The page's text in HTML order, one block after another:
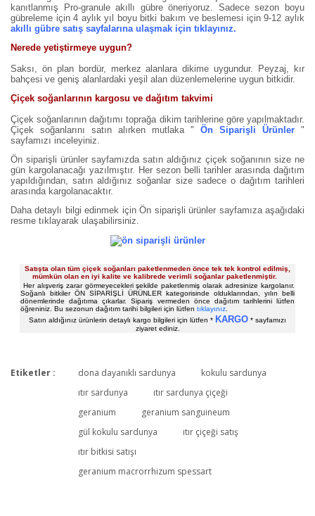
kanıtlanmış Pro-granule akıllı gübre öneriyoruz. Sadece sezon boyu
gübreleme için 4 aylık yıl boyu bitki bakım ve beslemesi için 9-12 aylık
akıllı gübre satış sayfalarına ulaşmak için tıklayınız.
Nerede yetiştirmeye uygun?
Saksı, ön plan bordür, merkez alanlara dikime uygundur. Peyzaj, kır
bahçesi ve geniş alanlardaki yeşil alan düzenlemelerine uygun bitkidir.
Çiçek soğanlarının kargosu ve dağıtım takvimi
Çiçek soğanlarının dağıtımı toprağa dikim tarihlerine göre yapılmaktadır.
Çiçek soğanlarını satın alırken mutlaka " Ön Siparişli Ürünler "
sayfamızı inceleyiniz.
Ön siparişli ürünler sayfamızda satın aldığınız çiçek soğanının size ne
gün kargolanacağı yazılmıştır. Her sezon belli tarihler arasında dağıtım
yapıldığından, satın aldığınız soğanlar size sadece o dağıtım tarihleri
arasında kargolanacaktır.
Daha detaylı bilgi edinmek için Ön siparişli ürünler sayfamıza aşağıdaki
resme tıklayarak ulaşabilirsiniz.
Satışta olan tüm çiçek soğanları paketlenmeden önce tek tek kontrol edilmiş,
mümkün olan en iyi kalite ve kalibrede verimli soğanlar paketlenmiştir.
Her alışveriş zarar görmeyecekleri şekilde paketlenmiş olarak adresinize kargolanır.
Soğanlı bitkiler ÖN SİPARİŞLİ ÜRÜNLER kategorisinde olduklarından, yılın belli
dönemlerinde dağıtıma çıkarlar. Sipariş vermeden önce dağıtım tarihlerini lütfen
öğreniniz. Bu sezonun dağıtım tarihi bilgileri için lütfen tıklayınız
Satın aldığınız ürünlerin detaylı kargo bilgileri için lütfen * KARGO * sayfamızı
ziyaret ediniz.
Bu ürüne ilk yorumu siz yapın!
Yorum Yaz
Etiketler : dona dayanıklı sardunya
kokulu sardunya
ıtır sardunya
ıtır sardunya çiçeği
geranium
geranium sanguineum
gül kokulu sardunya
ıtır çiçeği satış
ıtır bitkisi satışı
geranium macrorrhizum spessart